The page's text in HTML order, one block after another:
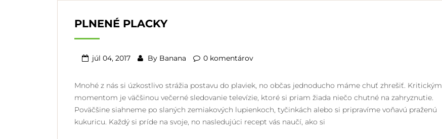
PLNENÉ PLACKY
júl 04, 2017 By Banana 0 komentárov
Mnohé z nás si úzkostlivo strážia postavu do plaviek, no občas jednoducho máme chuť zhrešiť. Kritickým
momentom je väčšinou večerné sledovanie televízie, ktoré si priam žiada niečo chutné na zahryznutie.
Poväčšine siahneme po slaných zemiakových lupienkoch, tyčinkách alebo si pripravíme voňavú praženú
kukuricu. Každý si príde na svoje, no nasledujúci recept vás naučí, ako si